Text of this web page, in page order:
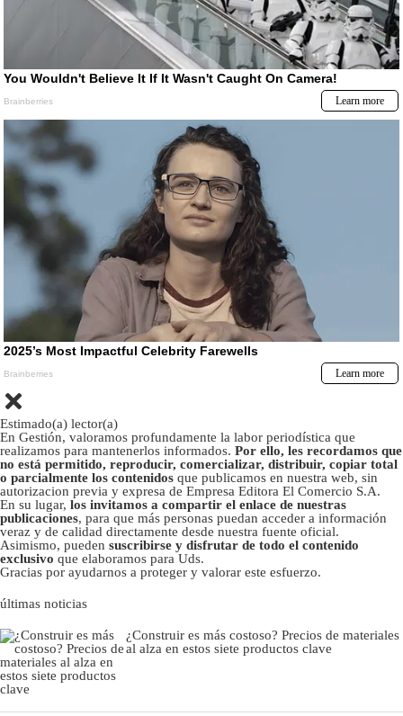
Estimado(a) lector(a)
En Gestión, valoramos profundamente la labor periodística que
realizamos para mantenerlos informados. Por ello, les recordamos que
no está permitido, reproducir, comercializar, distribuir, copiar total
o parcialmente los contenidos que publicamos en nuestra web, sin
autorizacion previa y expresa de Empresa Editora El Comercio S.A.
En su lugar, los invitamos a compartir el enlace de nuestras
publicaciones, para que más personas puedan acceder a información
veraz y de calidad directamente desde nuestra fuente oficial.
Asimismo, pueden suscribirse y disfrutar de todo el contenido
exclusivo que elaboramos para Uds.
Gracias por ayudarnos a proteger y valorar este esfuerzo.
últimas noticias
¿Construir es más costoso? Precios de materiales
al alza en estos siete productos clave